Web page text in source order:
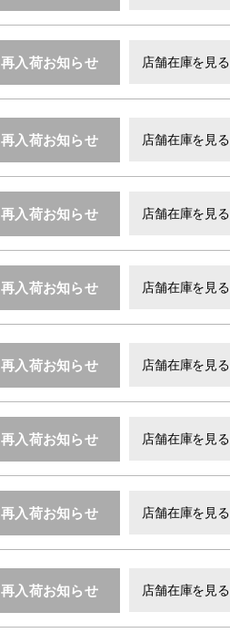
再入荷お知らせ 店舗在庫を見る
再入荷お知らせ 店舗在庫を見る
再入荷お知らせ 店舗在庫を見る
再入荷お知らせ 店舗在庫を見る
再入荷お知らせ 店舗在庫を見る
再入荷お知らせ 店舗在庫を見る
再入荷お知らせ 店舗在庫を見る
再入荷お知らせ 店舗在庫を見る